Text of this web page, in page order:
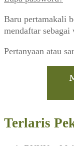
Baru pertamakali
mendaftar
Pertanyaan atau
Terlaris